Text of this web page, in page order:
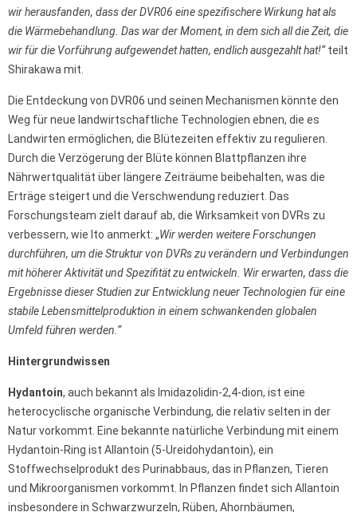
wir herausfanden, dass der DVR06 eine spezifischere Wirkung hat als
die Wärmebehandlung. Das war der Moment, in dem sich all die Zeit, die
wir für die Vorführung aufgewendet hatten, endlich ausgezahlt hat!“teilt
Shirakawa mit.
Die Entdeckung von DVR06 und seinen Mechanismen könnte den
Weg für neue landwirtschaftliche Technologien ebnen, die es
Landwirten ermöglichen, die Blütezeiten effektiv zu regulieren.
Durch die Verzögerung der Blüte können Blattpflanzen ihre
Nährwertqualität über längere Zeiträume beibehalten, was die
Erträge steigert und die Verschwendung reduziert. Das
Forschungsteam zielt darauf ab, die Wirksamkeit von DVRs zu
verbessern, wie Ito anmerkt: „Wir werden weitere Forschungen
durchführen, um die Struktur von DVRs zu verändern und Verbindungen
mit höherer Aktivität und Spezifität zu entwickeln. Wir erwarten, dass die
Ergebnisse dieser Studien zur Entwicklung neuer Technologien für eine
stabile Lebensmittelproduktion in einem schwankenden globalen
Umfeld führen werden.“
Hintergrundwissen
Hydantoin, auch bekannt als Imidazolidin-2,4-dion, ist eine
heterocyclische organische Verbindung, die relativ selten in der
Natur vorkommt. Eine bekannte natürliche Verbindung mit einem
Hydantoin-Ring ist Allantoin (5-Ureidohydantoin), ein
Stoffwechselprodukt des Purinabbaus, das in Pflanzen, Tieren
und Mikroorganismen vorkommt. In Pflanzen findet sich Allantoin
insbesondere in Schwarzwurzeln, Rüben, Ahornbäumen,